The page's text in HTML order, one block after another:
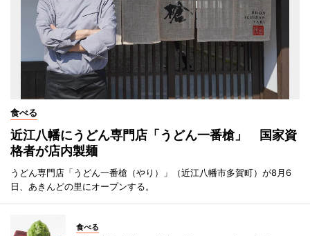
食べる
近江八幡にうどん専門店「うどん一番槍」 国家資
格者が店内製麺
うどん専門店「うどん一番槍（やり）」（近江八幡市多賀町）が8月6
日、あきんどの里にオープンする。
食べる